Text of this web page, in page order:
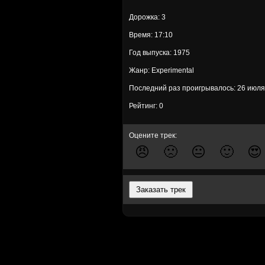
Дорожка: 3
Время: 17:10
Год выпуска: 1975
Жанр: Experimental
Последний раз проигрывалось: 26
Рейтинг: 0
Оцените трек:
😠 🙁 😐 🙂 😍
Заказать трек